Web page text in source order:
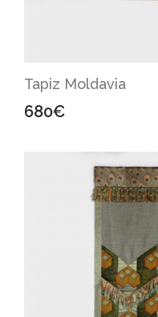
Tapiz Moldavia
680€